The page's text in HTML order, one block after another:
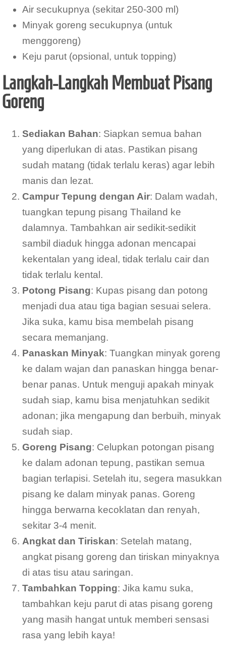
Air secukupnya (sekitar 250-300 ml)
Minyak goreng secukupnya (untuk
menggoreng)
Keju parut (opsional, untuk topping)
Langkah-Langkah Membuat Pisang
Goreng
Sediakan Bahan: Siapkan semua bahan
yang diperlukan di atas. Pastikan pisang
sudah matang (tidak terlalu keras) agar lebih
manis dan lezat.
Campur Tepung dengan Air: Dalam wadah,
tuangkan tepung pisang Thailand ke
dalamnya. Tambahkan air sedikit-sedikit
sambil diaduk hingga adonan mencapai
kekentalan yang ideal, tidak terlalu cair dan
tidak terlalu kental.
Potong Pisang: Kupas pisang dan potong
menjadi dua atau tiga bagian sesuai selera.
Jika suka, kamu bisa membelah pisang
secara memanjang.
Panaskan Minyak: Tuangkan minyak goreng
ke dalam wajan dan panaskan hingga benar-
benar panas. Untuk menguji apakah minyak
sudah siap, kamu bisa menjatuhkan sedikit
adonan; jika mengapung dan berbuih, minyak
sudah siap.
Goreng Pisang: Celupkan potongan pisang
ke dalam adonan tepung, pastikan semua
bagian terlapisi. Setelah itu, segera masukkan
pisang ke dalam minyak panas. Goreng
hingga berwarna kecoklatan dan renyah,
sekitar 3-4 menit.
Angkat dan Tiriskan: Setelah matang,
angkat pisang goreng dan tiriskan minyaknya
di atas tisu atau saringan.
Tambahkan Topping: Jika kamu suka,
tambahkan keju parut di atas pisang goreng
yang masih hangat untuk memberi sensasi
rasa yang lebih kaya!